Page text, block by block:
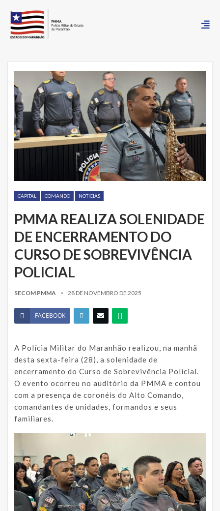
CAPITAL COMANDO NOTICIAS
PMMA REALIZA SOLENIDADE
DE ENCERRAMENTO DO
CURSO DE SOBREVIVÊNCIA
POLICIAL
SECOM PMMA 28 DE NOVEMBRO DE 2025
FACEBOOK
A Polícia Militar do Maranhão realizou, na manhã
desta sexta-feira (28), a solenidade de
encerramento do Curso de Sobrevivência Policial.
O evento ocorreu no auditório da PMMA e contou
com a presença de coronéis do Alto Comando,
comandantes de unidades, formandos e seus
familiares.